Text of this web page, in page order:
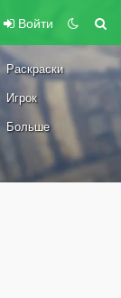
Войти
Раскраски
Игрок
Больше